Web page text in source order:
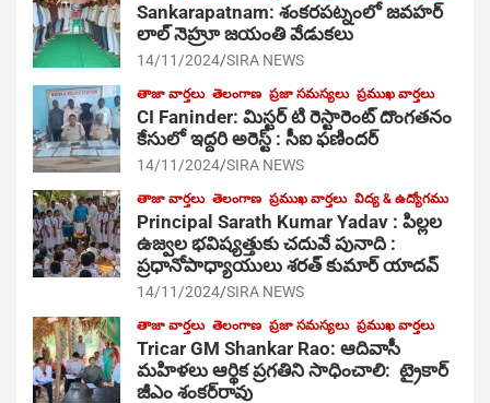
Sankarapatnam: శంకరపట్నంలో జవహర్
లాల్ నెహ్రూ జయంతి వేడుకలు
14/11/2024 SIRA NEWS
తాజా వార్తలు తెలంగాణ ప్రజా సమస్యలు ప్రముఖ వార్తలు
CI Faninder: మిస్టర్ టి రెస్టారెంట్ దొంగతనం
కేసులో ఇద్దరి అరెస్ట్ : సీఐ ఫణిందర్
14/11/2024 SIRA NEWS
తాజా వార్తలు తెలంగాణ ప్రముఖ వార్తలు విద్య & ఉద్యోగము
Principal Sarath Kumar Yadav : పిల్లల
ఉజ్వల భవిష్యత్తుకు చదువే పునాది :
ప్రధానోపాధ్యాయులు శరత్ కుమార్ యాదవ్
14/11/2024 SIRA NEWS
తాజా వార్తలు తెలంగాణ ప్రజా సమస్యలు ప్రముఖ వార్తలు
Tricar GM Shankar Rao: ఆదివాసీ
మహిళలు ఆర్థిక ప్రగతిని సాధించాలి: ట్రైకార్
జీఎం శంకర్‌రావు